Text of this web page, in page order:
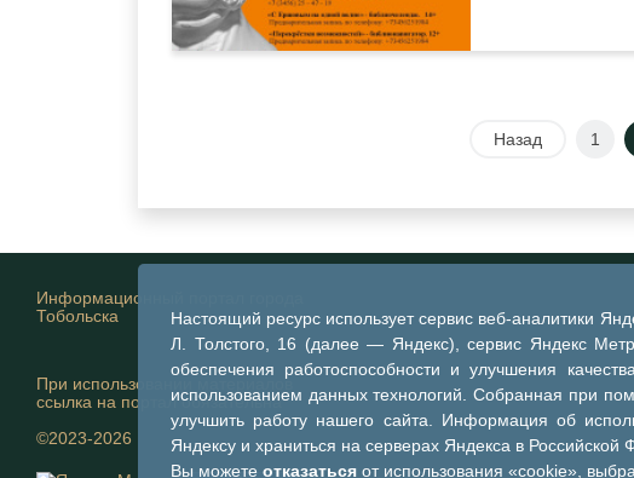
Настоящий ресурс использует сервис веб-аналитики
Л. Толстого, 16 (далее — Яндекс), сервис Яндекс
обеспечения работоспособности и улучшения
использованием данных технологий. Собранная при
улучшить работу нашего сайта. Информация об
Яндексу и храниться на серверах Яндекса в Российской
Вы можете отказаться от использования «cookie»,
Назад 1
Информационный портал города
Тобольска
При использовании материалов
ссылка на портал обязательна
©2023-2026